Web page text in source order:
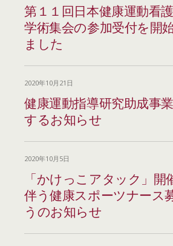
第１１回日本健康運動看
学術集会の参加受付を開
ました
2020年10月21日
健康運動指導研究助成事
するお知らせ
2020年10月5日
「かけっこアタック」開
伴う健康スポーツナース
うのお知らせ